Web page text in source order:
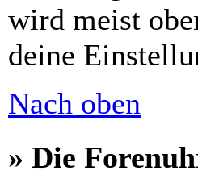
wird meist
deine
Nach oben
» Die